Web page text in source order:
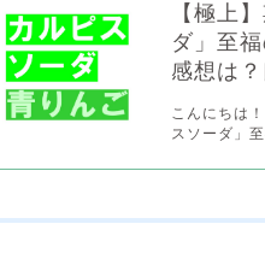
【極上
ダ」至
感想は
こんにちは
スソーダ」